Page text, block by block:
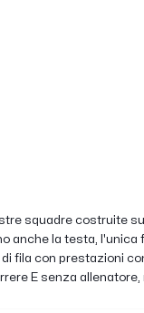
squadre costruite
la testa, l'unica
fila con prestazioni
E senza allenatore,